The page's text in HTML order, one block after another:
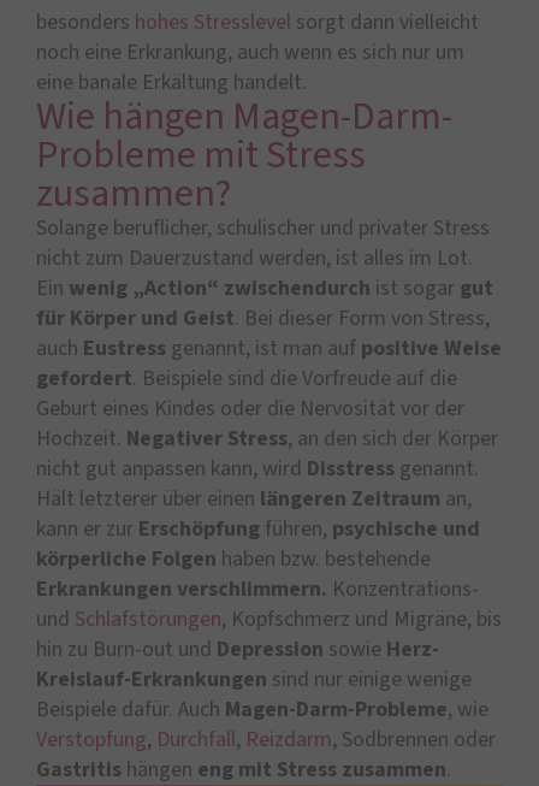
besonders hohes Stresslevel sorgt dann vielleicht
noch eine Erkrankung, auch wenn es sich nur um
eine banale Erkältung handelt.
Wie hängen Magen-Darm-
Probleme mit Stress
zusammen?
Solange beruflicher, schulischer und privater Stress
nicht zum Dauerzustand werden, ist alles im Lot.
Ein wenig „Action“ zwischendurch ist sogar gut
für Körper und Geist. Bei dieser Form von Stress,
auch Eustress genannt, ist man auf positive Weise
gefordert. Beispiele sind die Vorfreude auf die
Geburt eines Kindes oder die Nervosität vor der
Hochzeit. Negativer Stress, an den sich der Körper
nicht gut anpassen kann, wird Disstress genannt.
Hält letzterer über einen längeren Zeitraum an,
kann er zur Erschöpfung führen, psychische und
körperliche Folgen haben bzw. bestehende
Erkrankungen verschlimmern. Konzentrations-
und Schlafstörungen, Kopfschmerz und Migräne, bis
hin zu Burn-out und Depression sowie Herz-
Kreislauf-Erkrankungen sind nur einige wenige
Beispiele dafür. Auch Magen-Darm-Probleme, wie
Verstopfung, Durchfall, Reizdarm, Sodbrennen oder
Gastritis hängen eng mit Stress zusammen.